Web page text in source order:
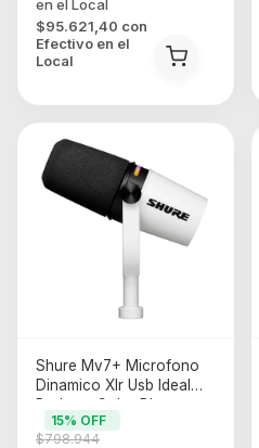
$95.621,40 con
Efectivo en el
Local
Shure Mv7+ Microfono
Dinamico Xlr Usb Ideal
Podcast Color Blanco
$798.944
15% OFF